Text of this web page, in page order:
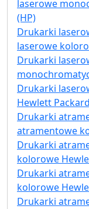
laserowe
(HP)
Drukarki
laserowe
Drukarki
Drukarki
Hewlett
Drukarki
atramentowe
Drukarki
kolorowe
Drukarki
kolorowe
Drukarki